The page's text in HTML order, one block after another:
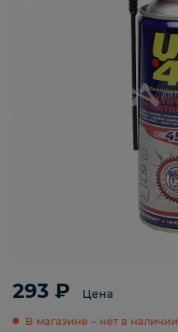
293 ₽ Цена
В магазине – нет в наличии